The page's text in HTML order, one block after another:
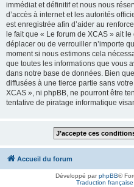
immédiat et définitif et nous nous
d’accès à internet et les autorités
est enregistrée afin d’aider au
le fait que « Le forum de XCAS » ait
déplacer ou de verrouiller n’importe
moment si nous estimons cela
que toutes les informations que vous
dans notre base de données. Bien
diffusées à une tierce partie sans
XCAS », ni phpBB, ne pourront être
tentative de piratage informatique
Accueil du forum
Développé parphpBB®
Traduction